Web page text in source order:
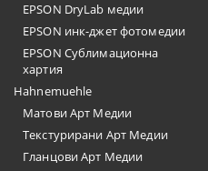
EPSON DryLab медии
EPSON инк-джет фотомедии
EPSON Сублимационна
хартия
Hahnemuehle
Матови Арт Медии
Текстурирани Арт Медии
Гланцови Арт Медии